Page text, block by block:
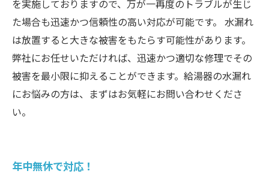
を実施しておりますので、万が一再度のトラブルが生じ
た場合も迅速かつ信頼性の高い対応が可能です。 水漏れ
は放置すると大きな被害をもたらす可能性があります。
弊社にお任せいただければ、迅速かつ適切な修理でその
被害を最小限に抑えることができます。給湯器の水漏れ
にお悩みの方は、まずはお気軽にお問い合わせくださ
い。
年中無休で対応！